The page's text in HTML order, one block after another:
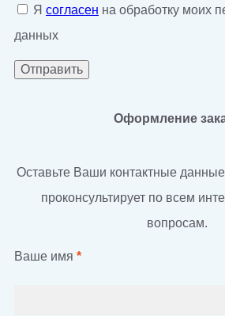
Я согласен на обработку моих
данных
Оформление
Оставьте Ваши контактные
проконсультирует по всем
вопросам.
Ваше имя *